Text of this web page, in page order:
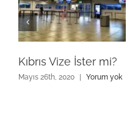
Kıbrıs Vize İster mi?
Mayıs 26th, 2020 Yorum yok